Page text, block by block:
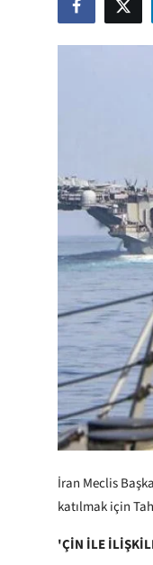
İran Meclis
katılmak için
'ÇİN İLE